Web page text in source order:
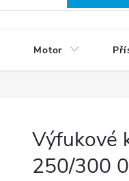
Motor
Výfukové
250/300